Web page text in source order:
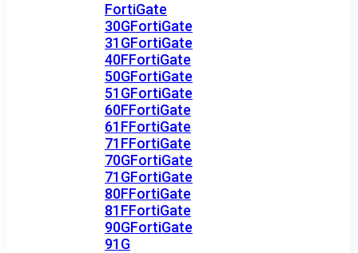
FortiGate
30GFortiGate
31GFortiGate
40FFortiGate
50GFortiGate
51GFortiGate
60FFortiGate
61FFortiGate
71FFortiGate
70GFortiGate
71GFortiGate
80FFortiGate
81FFortiGate
90GFortiGate
91G